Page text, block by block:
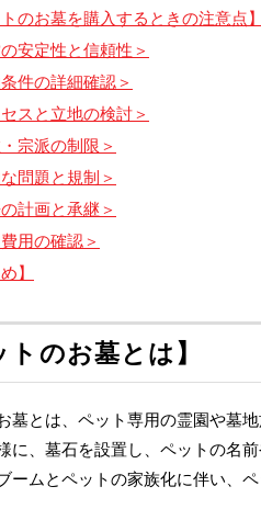
トのお墓を購入するときの注意点】
安定性と信頼性＞
件の詳細確認＞
スと立地の検討＞
宗派の制限＞
問題と規制＞
計画と承継＞
用の確認＞
】
トのお墓とは】
墓とは、ペット専用の霊園や墓
に、墓石を設置し、ペットの名
ームとペットの家族化に伴い、